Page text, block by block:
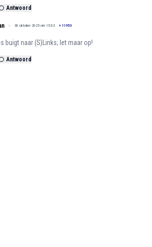
Antwoord
30 oktober 2025 om 15:03 + 11953
buigt naar (S)Links; let maar op!
Antwoord